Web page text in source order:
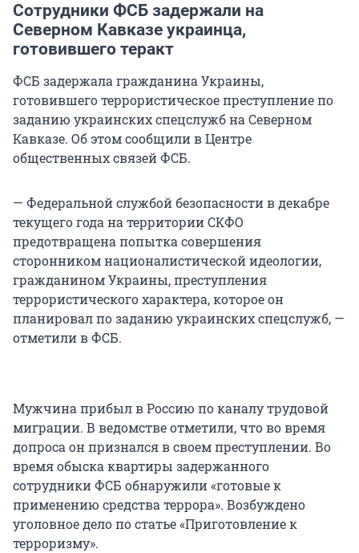
Сотрудники ФСБ задержали на
Северном Кавказе украинца,
готовившего теракт
ФСБ задержала гражданина Украины,
готовившего террористическое преступление по
заданию украинских спецслужб на Северном
Кавказе. Об этом сообщили в Центре
общественных связей ФСБ.
— Федеральной службой безопасности в декабре
текущего года на территории СКФО
предотвращена попытка совершения
сторонником националистической идеологии,
гражданином Украины, преступления
террористического характера, которое он
планировал по заданию украинских спецслужб, —
отметили в ФСБ.
Мужчина прибыл в Россию по каналу трудовой
миграции. В ведомстве отметили, что во время
допроса он признался в своем преступлении. Во
время обыска квартиры задержанного
сотрудники ФСБ обнаружили «готовые к
применению средства террора». Возбуждено
уголовное дело по статье «Приготовление к
терроризму».